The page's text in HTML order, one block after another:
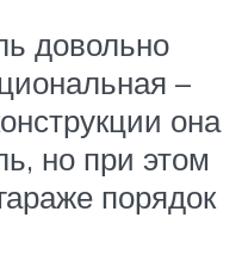
довольно
–
она
но при этом
порядок